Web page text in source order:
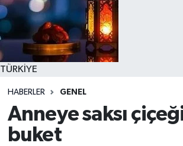
TÜRKİYE
HABERLER GENEL
Anneye saksı
buket